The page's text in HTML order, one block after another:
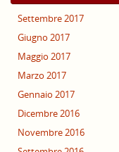
Settembre 2017
Giugno 2017
Maggio 2017
Marzo 2017
Gennaio 2017
Dicembre 2016
Novembre 2016